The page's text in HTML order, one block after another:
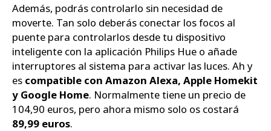
Además, podrás controlarlo sin necesidad de
moverte. Tan solo deberás conectar los focos al
puente para controlarlos desde tu dispositivo
inteligente con la aplicación Philips Hue o añade
interruptores al sistema para activar las luces. Ah y
es compatible con Amazon Alexa, Apple Homekit
y Google Home. Normalmente tiene un precio de
104,90 euros, pero ahora mismo solo os costará
89,99 euros.